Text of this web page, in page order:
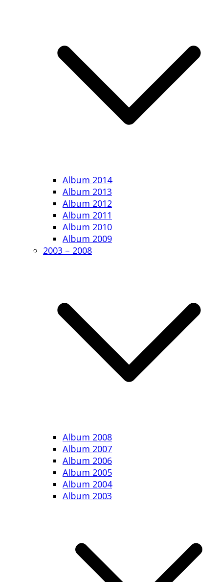
Album 2014
Album 2013
Album 2012
Album 2011
Album 2010
Album 2009
2003 – 2008
Album 2008
Album 2007
Album 2006
Album 2005
Album 2004
Album 2003